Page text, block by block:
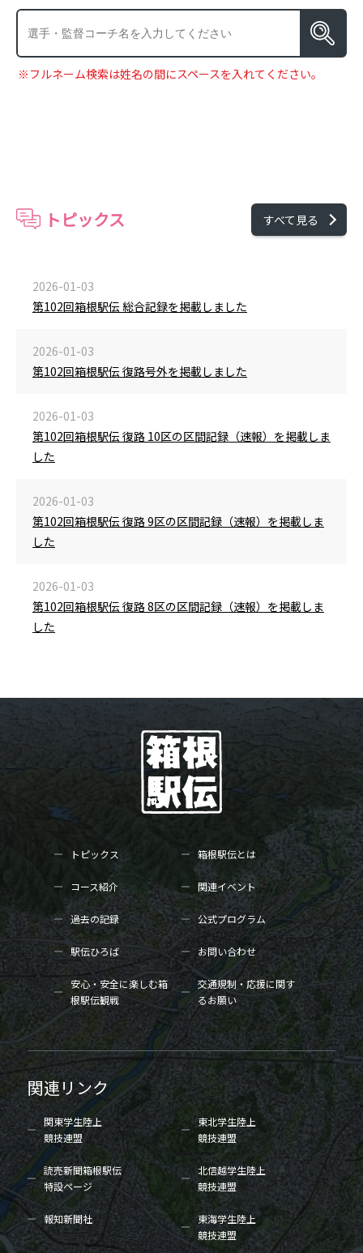
※フルネーム検索は姓名の間にスペースを入れてください。
トピックス すべて見る
2026-01-03
第102回箱根駅伝 総合記録を掲載しました
2026-01-03
第102回箱根駅伝 復路号外を掲載しました
2026-01-03
第102回箱根駅伝 復路 10区の区間記録（速報）を掲載しま
した
2026-01-03
第102回箱根駅伝 復路 9区の区間記録（速報）を掲載しま
した
2026-01-03
第102回箱根駅伝 復路 8区の区間記録（速報）を掲載しま
した
トピックス 箱根駅伝とは
コース紹介 関連イベント
過去の記録 公式プログラム
駅伝ひろば お問い合わせ
安心・安全に楽しむ箱
根駅伝観戦
交通規制・応援に関す
るお願い
関連リンク
関東学生陸上
競技連盟
東北学生陸上
競技連盟
読売新聞箱根駅伝
特設ページ
北信越学生陸上
競技連盟
報知新聞社
東海学生陸上
競技連盟